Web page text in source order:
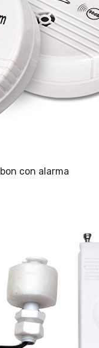
con alarma